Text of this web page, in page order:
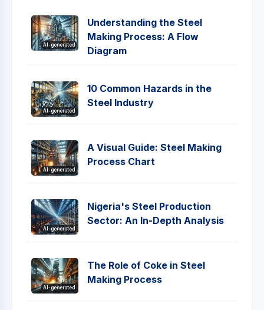
AI-generated
Understanding the Steel
Making Process: A Flow
Diagram
AI-generated
10 Common Hazards in the
Steel Industry
AI-generated
A Visual Guide: Steel Making
Process Chart
AI-generated
Nigeria's Steel Production
Sector: An In-Depth Analysis
AI-generated
The Role of Coke in Steel
Making Process